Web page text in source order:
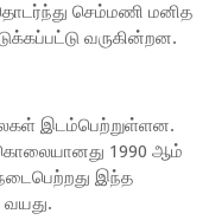
செம்மணி மனித
வருகின்றன.
இடம்பெற்றுள்ளன.
1990 ஆம்
இந்த